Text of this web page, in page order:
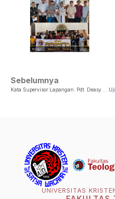
Sebelumnya
UNIVERSITAS